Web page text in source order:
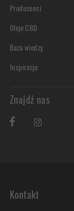
Producenci
Oleje CBD
Baza wiedzy
Inspiracje
Znajdź nas
Kontakt